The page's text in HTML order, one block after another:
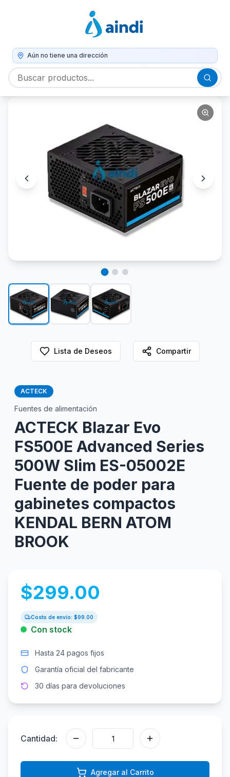
Aún no tiene una dirección
Lista de Deseos Compartir
ACTECK
Fuentes de alimentación
ACTECK Blazar Evo
FS500E Advanced Series
500W Slim ES-05002E
Fuente de poder para
gabinetes compactos
KENDAL BERN ATOM
BROOK
$299.00
Costo de envío: $99.00
Con stock
Hasta 24 pagos fijos
Garantía oficial del fabricante
30 días para devoluciones
Cantidad:
Agregar al Carrito